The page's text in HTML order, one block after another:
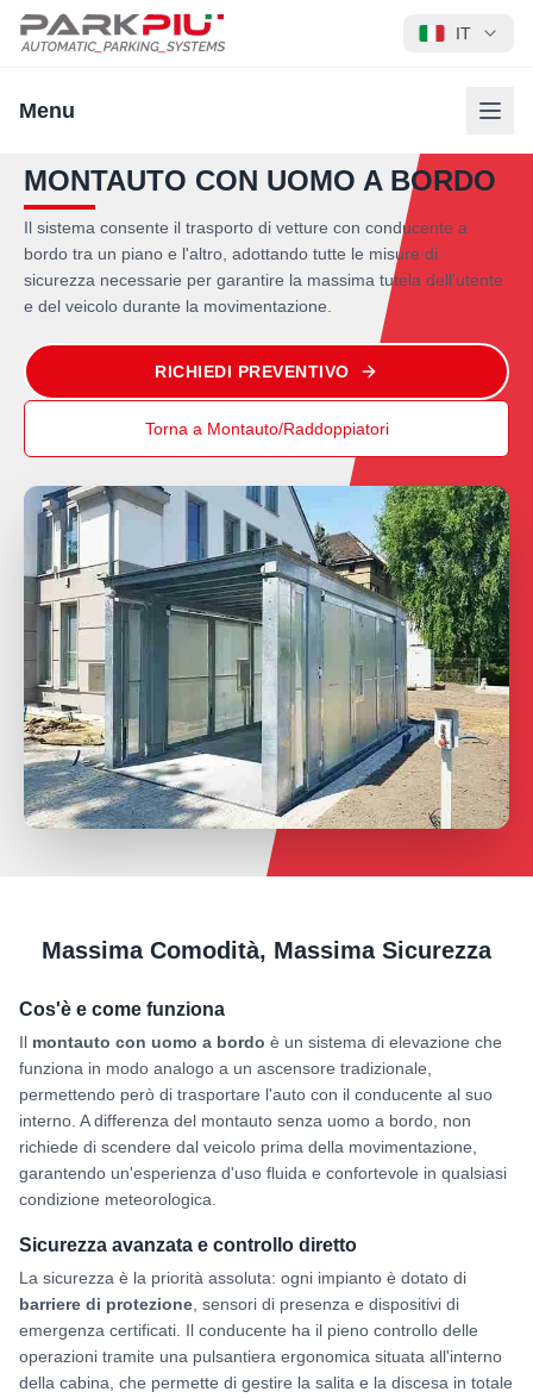
IT
Menu
MONTAUTO CON UOMO A BORDO
Il sistema consente il trasporto di vetture con conducente a
bordo tra un piano e l'altro, adottando tutte le misure di
sicurezza necessarie per garantire la massima tutela dell'utente
e del veicolo durante la movimentazione.
RICHIEDI PREVENTIVO
Torna a Montauto/Raddoppiatori
Massima Comodità, Massima Sicurezza
Cos'è e come funziona
Il montauto con uomo a bordo è un sistema di elevazione che
funziona in modo analogo a un ascensore tradizionale,
permettendo però di trasportare l'auto con il conducente al suo
interno. A differenza del montauto senza uomo a bordo, non
richiede di scendere dal veicolo prima della movimentazione,
garantendo un'esperienza d'uso fluida e confortevole in qualsiasi
condizione meteorologica.
Sicurezza avanzata e controllo diretto
La sicurezza è la priorità assoluta: ogni impianto è dotato di
barriere di protezione , sensori di presenza e dispositivi di
emergenza certificati. Il conducente ha il pieno controllo delle
operazioni tramite una pulsantiera ergonomica situata all'interno
della cabina, che permette di gestire la salita e la discesa in totale